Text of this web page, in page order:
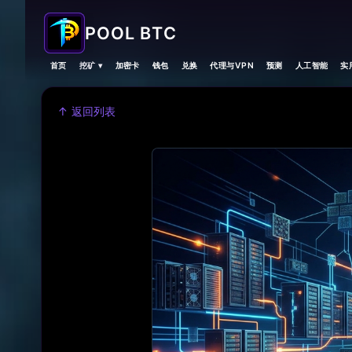
POOL BTC
首页 挖矿 ▾ 加密卡 钱包 兑换 代理与VPN 预测 人工智能 实
↑ 返回列表